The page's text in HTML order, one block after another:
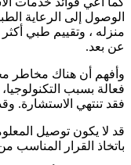
الوصول إلى الرعاية
منزله ، وتقييم طبي
عن بعد.
وأفهم أن هناك مخاطر
فعالة بسبب
فقد تنتهي الاستشارة.
قد لا يكون توصيل
باتخاذ القرار المناسب